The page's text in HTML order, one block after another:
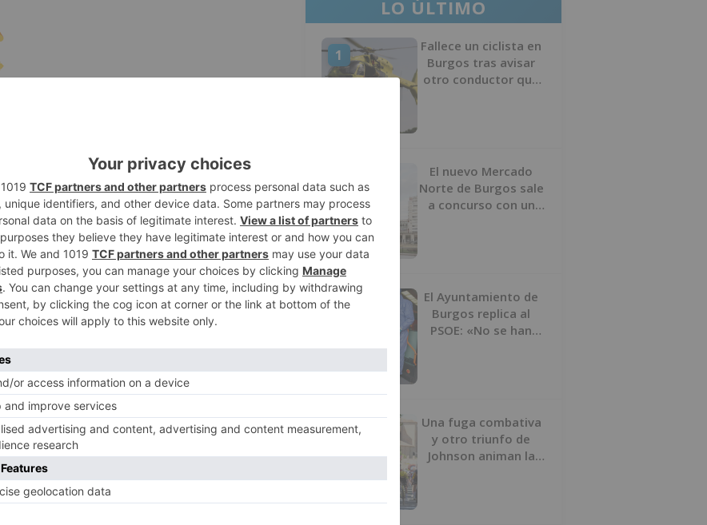
LO ÚLTIMO
1
Fallece un ciclista en
Burgos tras avisar
otro conductor que
2
El nuevo Mercado
Norte de Burgos sale
a concurso con un
3
El Ayuntamiento de
Burgos replica al
PSOE: «No se han
4
Una fuga combativa
y otro triunfo de
Johnson animan la